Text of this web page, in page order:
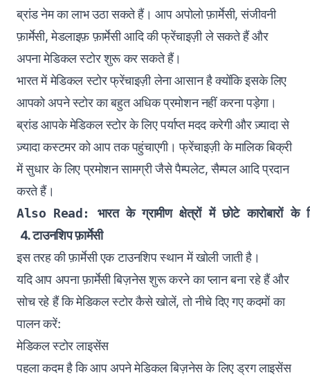
ब्रांड नेम का लाभ उठा सकते हैं। आप अपोलो फ़ार्मेसी, संजीवनी
फ़ार्मेसी, मेडलाइफ़ फ़ार्मेसी आदि की फ्रेंचाइज़ी ले सकते हैं और
अपना मेडिकल स्टोर शुरू कर सकते हैं।
भारत में मेडिकल स्टोर फ्रेंचाइज़ी लेना आसान है क्योंकि इसके लिए
आपको अपने स्टोर का बहुत अधिक प्रमोशन नहीं करना पड़ेगा।
ब्रांड आपके मेडिकल स्टोर के लिए पर्याप्त मदद करेगी और ज़्यादा से
ज़्यादा कस्टमर को आप तक पहुंचाएगी। फ्रेंचाइज़ी के मालिक बिक्री
में सुधार के लिए प्रमोशन सामग्री जैसे पैम्पलेट, सैम्पल आदि प्रदान
करते हैं।
Also Read: भारत के ग्रामीण क्षेत्रों में छोटे कारोबारों
4. टाउनशिप फ़ार्मेसी
इस तरह की फ़ार्मेसी एक टाउनशिप स्थान में खोली जाती है।
यदि आप अपना फ़ार्मेसी बिज़नेस शुरू करने का प्लान बना रहे हैं और
सोच रहे हैं कि मेडिकल स्टोर कैसे खोलें, तो नीचे दिए गए कदमों का
पालन करें:
मेडिकल स्टोर लाइसेंस
पहला कदम है कि आप अपने मेडिकल बिज़नेस के लिए ड्रग लाइसेंस